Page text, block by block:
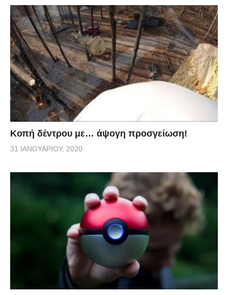
Κοπή δέντρου με… άψογη προσγείωση!
31 ΙΑΝΟΥΑΡΊΟΥ, 2020